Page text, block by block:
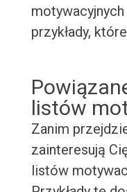
przykłady,
listów
Zanim
zainteresują
listów